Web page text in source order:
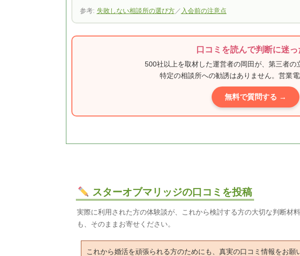
参考: 失敗しない相談所の選び方／ 入会前の注意点
口コミを読んで判断に迷っ
500社以上を取材した運営者の岡田が、第三者の
特定の相談所への勧誘はありません。営業
無料で質問する →
スターオブマリッジの口コミを投稿
実際に利用された方の体験談が、これから検討する方の大切な判断材
も、そのままお寄せください。
これから婚活を頑張られる方のためにも、真実の口コミ情報をお願